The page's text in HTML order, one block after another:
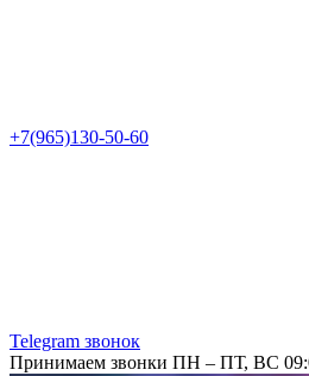
+7(965)130-50-60
Telegram звонок
Принимаем звонки ПН – ПТ, ВС